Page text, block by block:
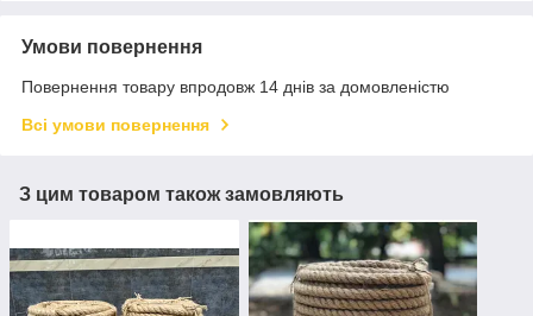
Умови повернення
Повернення товару впродовж 14 днів за домовленістю
Всі умови повернення
З цим товаром також замовляють